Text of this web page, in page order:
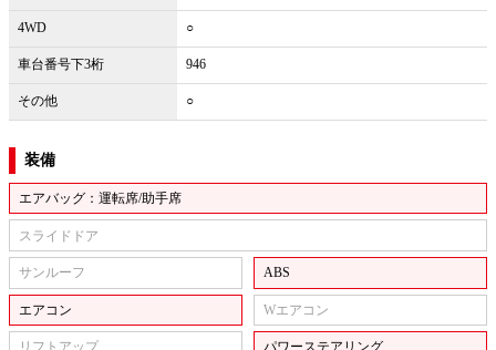
4WD ○
車台番号下3桁 946
その他 ○
装備
エアバッグ：運転席/助手席
スライドドア
サンルーフ ABS
エアコン Wエアコン